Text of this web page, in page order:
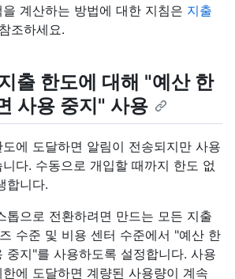
계산하는 방법에 대한 지침은 지출
조하세요.
출 한도에 대해 "예산 한
사용 중지" 사용
에 도달하면 알림이 전송되지만 사용
다. 수동으로 개입할 때까지 한도 없
합니다.
톱으로 전환하려면 만드는 모든 지출
수준 및 비용 센터 수준에서 "예산 한
중지"를 사용하도록 설정합니다. 사용
에 도달하면 계량된 사용량이 계속